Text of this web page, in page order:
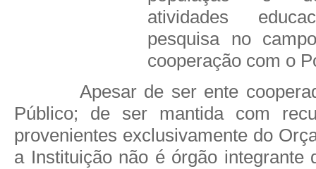
atividades
pesquisa no
cooperação com o
Apesar de ser ente
Público; de ser mantida com
provenientes exclusivamente do
a Instituição não é órgão integrante